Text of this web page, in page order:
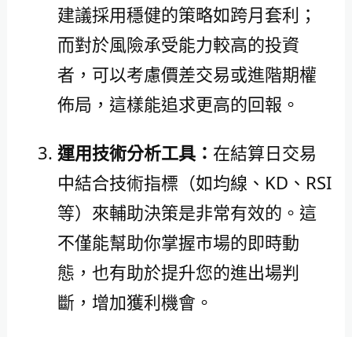
建議採用穩健的策略如跨月套利；
而對於風險承受能力較高的投資
者，可以考慮價差交易或進階期權
佈局，這樣能追求更高的回報。
運用技術分析工具： 在結算日交易
中結合技術指標（如均線、KD、RSI
等）來輔助決策是非常有效的。這
不僅能幫助你掌握市場的即時動
態，也有助於提升您的進出場判
斷，增加獲利機會。